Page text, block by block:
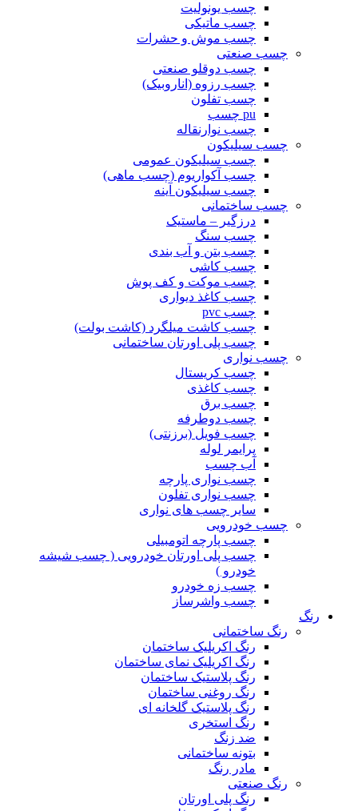
چسب یونولیت
چسب ماتیکی
چسب موش و حشرات
چسب صنعتی
چسب دوقلو صنعتی
چسب رزوه (اناروبیک)
چسب تفلون
pu چسب
چسب نوارنقاله
چسب سیلیکون
چسب سیلیکون عمومی
چسب آکواریوم (چسب ماهی)
چسب سیلیکون آینه
چسب ساختمانی
درزگیر – ماستیک
چسب سنگ
چسب بتن و آب بندی
چسب کاشی
چسب موکت و کف پوش
چسب کاغذ دیواری
چسب pvc
چسب کاشت میلگرد (کاشت بولت)
چسب پلی اورتان ساختمانی
چسب نواری
چسب کریستال
چسب کاغذی
چسب برق
چسب دوطرفه
چسب فویل (برزنتی)
پرایمر لوله
آب چسب
چسب نواری پارچه
چسب نواری تفلون
سایر چسب های نواری
چسب خودرویی
چسب پارچه اتومبیلی
چسب پلی اورتان خودرویی ( چسب شیشه
خودرو )
چسب زه خودرو
چسب واشرساز
رنگ
رنگ ساختمانی
رنگ اکریلیک ساختمان
رنگ اکریلیک نمای ساختمان
رنگ پلاستیک ساختمان
رنگ روغنی ساختمان
رنگ پلاستیک گلخانه ای
رنگ استخری
ضد زنگ
بتونه ساختمانی
مادر رنگ
رنگ صنعتی
رنگ پلی اورتان